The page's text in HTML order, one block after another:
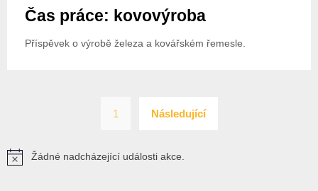
Čas práce: kovovýroba
Příspěvek o výrobě železa a kovářském řemesle.
příspěvků
1 Následující
Notice
Žádné nadcházející události akce.